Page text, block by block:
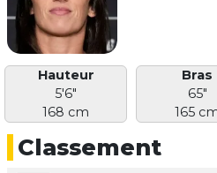
Hauteur
5'6"
168 cm
Bras
65"
165
Classement